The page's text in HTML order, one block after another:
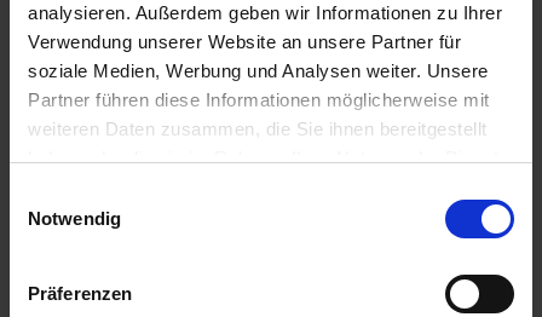
analysieren. Außerdem geben wir Informationen zu Ihrer
Verwendung unserer Website an unsere Partner für
soziale Medien, Werbung und Analysen weiter. Unsere
Partner führen diese Informationen möglicherweise mit
weiteren Daten zusammen, die Sie ihnen bereitgestellt
haben oder die sie im Rahmen Ihrer Nutzung der Dienste
Notwendig
Präferenzen